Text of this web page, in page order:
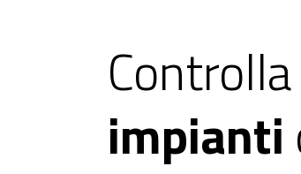
Controlla
impianti